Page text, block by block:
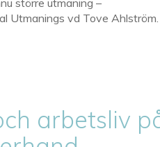
större utmaning –
Utmanings vd Tove Ahlström.
arbetsliv